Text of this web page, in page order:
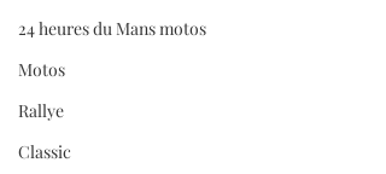
24 heures du Mans motos
Motos
Rallye
Classic